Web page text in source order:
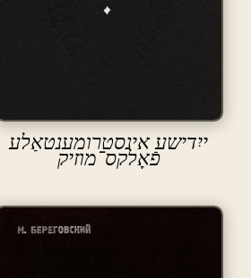
ייִדישע אינסטרומענטאַלע
פֿאָלקס־מוזיק